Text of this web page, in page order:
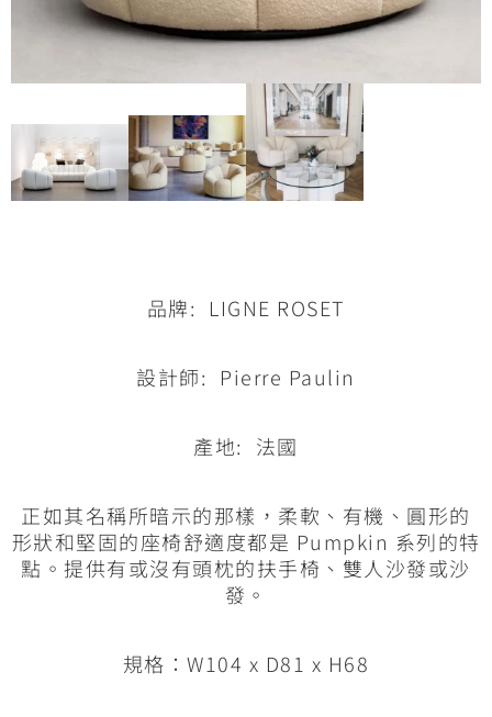
品牌: LIGNE ROSET
設計師: Pierre Paulin
產地: 法國
正如其名稱所暗示的那樣，柔軟、有機、圓形的
形狀和堅固的座椅舒適度都是 Pumpkin 系列的特
點。提供有或沒有頭枕的扶手椅、雙人沙發或沙
發。
規格：W104 x D81 x H68